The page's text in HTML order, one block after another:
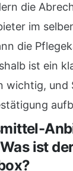
die
im
die
ist ein
wichtig, und
ist